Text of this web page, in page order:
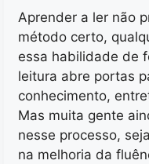
Aprender a ler não
método certo,
essa habilidade de
leitura abre portas
conhecimento,
Mas muita gente
nesse processo,
na melhoria da